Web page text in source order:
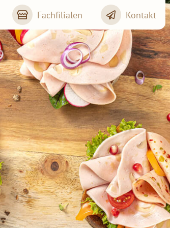
Fachfilialen Kontakt